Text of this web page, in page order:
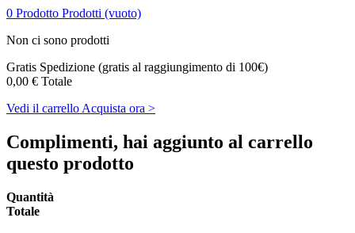
0 Prodotto Prodotti (vuoto)
Non ci sono prodotti
Gratis Spedizione (gratis al raggiungimento di 100€)
0,00 € Totale
Vedi il carrello Acquista ora >
Complimenti, hai aggiunto al carrello
questo prodotto
Quantità
Totale